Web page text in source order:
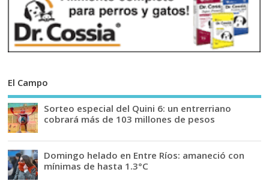
El Campo
Sorteo especial del Quini 6: un entrerriano
cobrará más de 103 millones de pesos
Domingo helado en Entre Ríos: amaneció con
mínimas de hasta 1.3°C